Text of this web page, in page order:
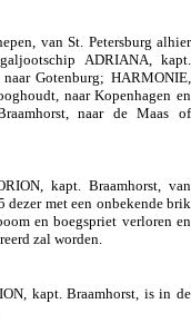
van St. Petersburg alhier
ADRIANA, kapt.
Gotenburg; HARMONIE,
naar Kopenhagen en
naar de Maas of
kapt. Braamhorst, van
dezer met een onbekende brik
en boegspriet verloren en
zal worden.
kapt. Braamhorst, is in de